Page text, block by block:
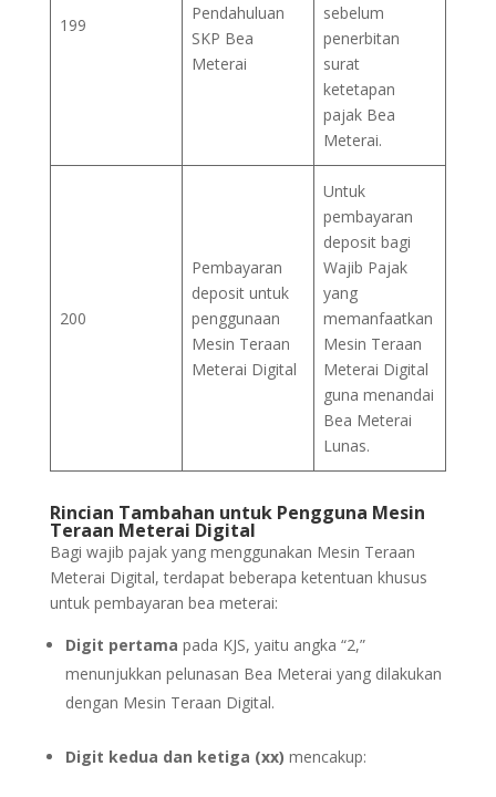
199
Pendahuluan
SKP Bea
Meterai
sebelum
penerbitan
surat
ketetapan
pajak Bea
Meterai.
200
Pembayaran
deposit untuk
penggunaan
Mesin Teraan
Meterai Digital
Untuk
pembayaran
deposit bagi
Wajib Pajak
yang
memanfaatkan
Mesin Teraan
Meterai Digital
guna menandai
Bea Meterai
Lunas.
Rincian Tambahan untuk Pengguna Mesin
Teraan Meterai Digital
Bagi wajib pajak yang menggunakan Mesin Teraan
Meterai Digital, terdapat beberapa ketentuan khusus
untuk pembayaran bea meterai:
Digit pertama pada KJS, yaitu angka “2,”
menunjukkan pelunasan Bea Meterai yang dilakukan
dengan Mesin Teraan Digital.
Digit kedua dan ketiga (xx) mencakup: